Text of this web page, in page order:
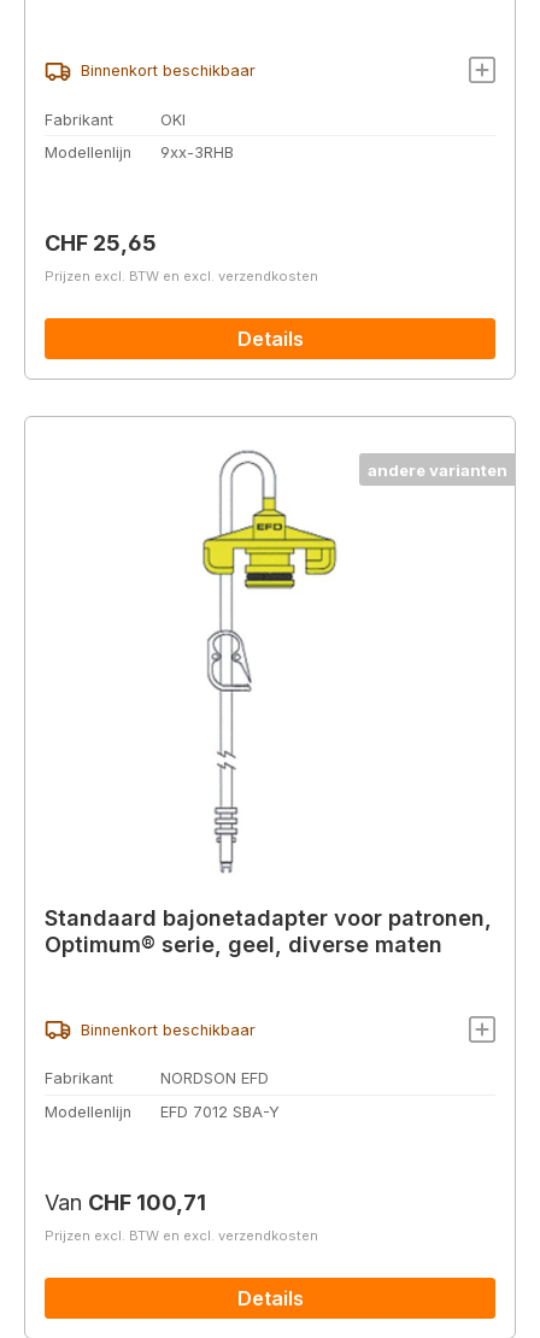
Binnenkort beschikbaar
Fabrikant
OKI
Modellenlijn
9xx-3RHB
Normale prijs:
CHF 25,65
Prijzen excl. BTW en excl. verzendkosten
Details
andere varianten
Standaard bajonetadapter voor patronen,
Optimum® serie, geel, diverse maten
Binnenkort beschikbaar
Fabrikant
NORDSON EFD
Modellenlijn
EFD 7012 SBA-Y
Normale prijs:
Van CHF 100,71
Prijzen excl. BTW en excl. verzendkosten
Details